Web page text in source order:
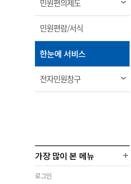
민원편의제도
림
민원편람/서식
림
한눈에 서비스열
림
전자민원창구열
림
가장 많이 본 메뉴
로그인